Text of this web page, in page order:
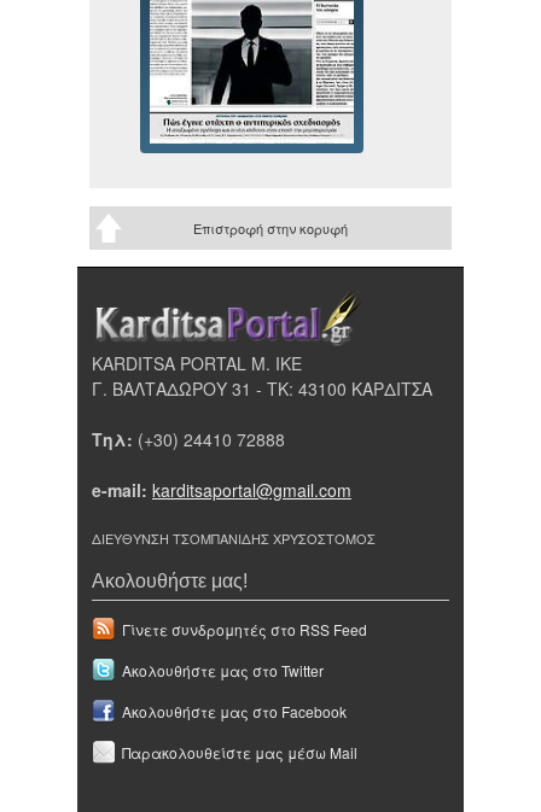
Επιστροφή στην κορυφή
KARDITSA PORTAL Μ. ΙΚΕ
Γ. ΒΑΛΤΑΔΩΡΟΥ 31 - ΤΚ: 43100 ΚΑΡΔΙΤΣΑ
Τηλ: (+30) 24410 72888
e-mail: karditsaportal@gmail.com
ΔΙΕΥΘΥΝΣΗ ΤΣΟΜΠΑΝΙΔΗΣ ΧΡΥΣΟΣΤΟΜΟΣ
Ακολουθήστε μας!
Γίνετε συνδρομητές στο RSS Feed
Ακολουθήστε μας στο Twitter
Ακολουθήστε μας στο Facebook
Παρακολουθείστε μας μέσω Mail